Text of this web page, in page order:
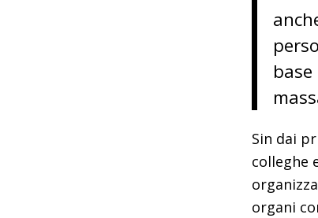
Sin dai
colleghe
organi